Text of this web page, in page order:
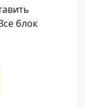
блок